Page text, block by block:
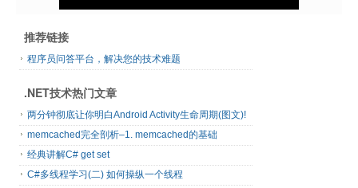
推荐链接
程序员问答平台，解决您的技术难题
.NET技术热门文章
两分钟彻底让你明白Android Activity生命周期(图文)!
memcached完全剖析–1. memcached的基础
经典讲解C# get set
C#多线程学习(二) 如何操纵一个线程